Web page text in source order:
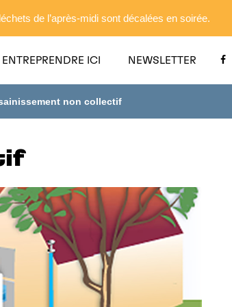
de l’après-midi sont décalées en soirée.
ENTREPRENDRE ICI NEWSLETTER
non collectif